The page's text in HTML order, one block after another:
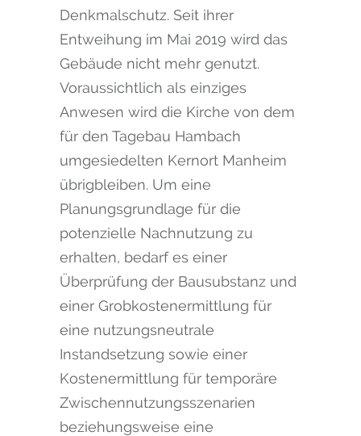
Denkmalschutz. Seit ihrer
Entweihung im Mai 2019 wird das
Gebäude nicht mehr genutzt.
Voraussichtlich als einziges
Anwesen wird die Kirche von dem
für den Tagebau Hambach
umgesiedelten Kernort Manheim
übrigbleiben. Um eine
Planungsgrundlage für die
potenzielle Nachnutzung zu
erhalten, bedarf es einer
Überprüfung der Bausubstanz und
einer Grobkostenermittlung für
eine nutzungsneutrale
Instandsetzung sowie einer
Kostenermittlung für temporäre
Zwischennutzungsszenarien
beziehungsweise eine